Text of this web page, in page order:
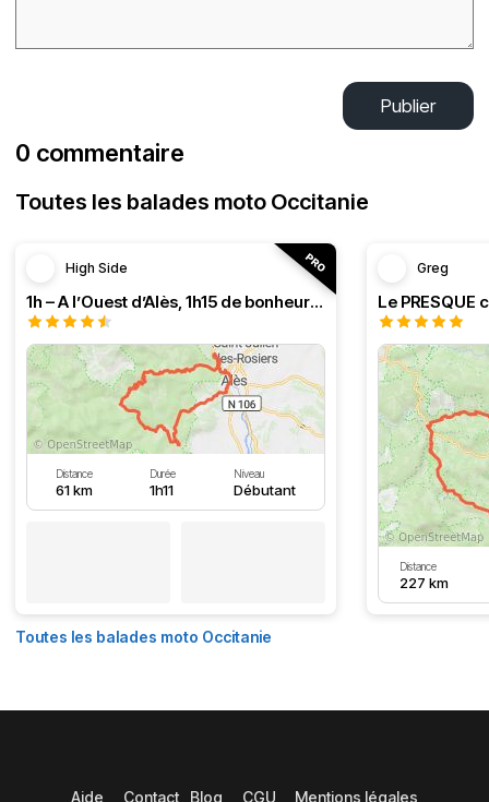
Publier
0 commentaire
Toutes les balades moto Occitanie
High Side
1h – A l’Ouest d’Alès, 1h15 de bonheur (HSRF23)
Distance
61 km
Durée
1h11
Niveau
Débutant
Greg
Distance
227 km
Toutes les balades moto Occitanie
Aide Contact Blog CGU Mentions légales